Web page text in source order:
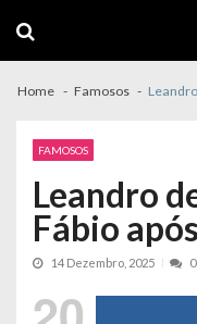
navigation
content
Home Famosos
FAMOSOS
Leandro
Fábio
14 Dezembro, 2025 0